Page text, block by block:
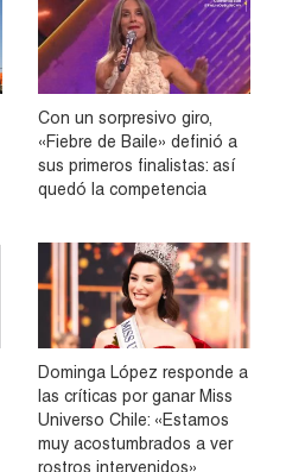
Con un sorpresivo giro,
«Fiebre de Baile» definió a
sus primeros finalistas: así
quedó la competencia
Dominga López responde a
las críticas por ganar Miss
Universo Chile: «Estamos
muy acostumbrados a ver
rostros intervenidos»